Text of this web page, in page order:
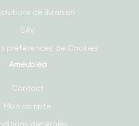
de livraison
SAV
préférences de Cookies
Ameublea
Contact
Mon compte
générales